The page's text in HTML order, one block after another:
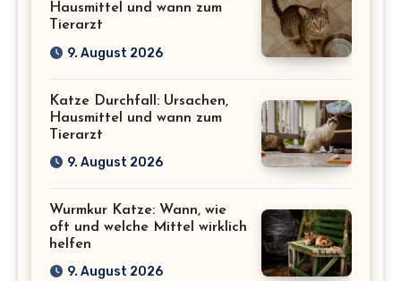
Hausmittel und wann zum
Tierarzt
9. August 2026
Katze Durchfall: Ursachen,
Hausmittel und wann zum
Tierarzt
9. August 2026
Wurmkur Katze: Wann, wie
oft und welche Mittel wirklich
helfen
9. August 2026